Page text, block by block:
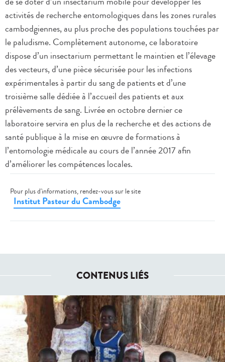
activités de recherche entomologiques dans les zones rurales
cambodgiennes, au plus proche des populations touchées par
le paludisme. Complètement autonome, ce laboratoire
dispose d’un insectarium permettant le maintien et l’élevage
des vecteurs, d’une pièce sécurisée pour les infections
expérimentales à partir du sang de patients et d’une
troisième salle dédiée à l’accueil des patients et aux
prélèvements de sang. Livrée en octobre dernier ce
laboratoire servira en plus de la recherche et des actions de
santé publique à la mise en œuvre de formations à
l’entomologie médicale au cours de l’année 2017 afin
d’améliorer les compétences locales.
Pour plus d'informations, rendez-vous sur le site
Institut Pasteur du Cambodge
CONTENUS LIÉS